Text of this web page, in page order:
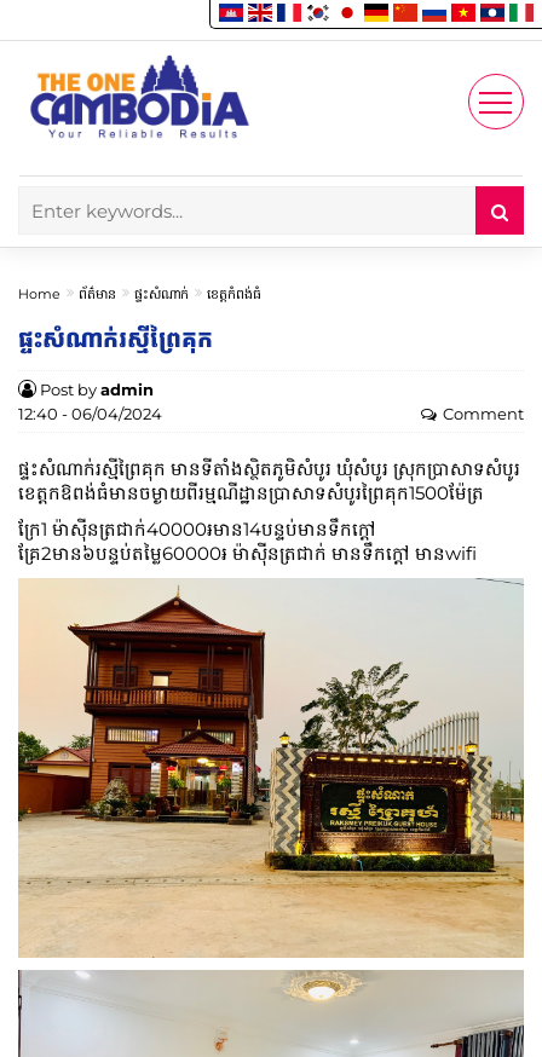
Account
Enjoy
Home ព័ត៌មាន ផ្ទះសំណាក់ ខេត្តកំពង់ធំ
ផ្ទះសំណាក់រស្មីព្រៃគុក
Post byadmin
12:40 - 06/04/2024
Comment
ផ្ទះសំណាក់រស្មីព្រៃគុក មានទីតាំងស្ថិតភូមិសំបូរ ឃុំសំបូរ ស្រុកប្រាសាទសំបូរ
ខេត្តកឱពង់ធំមានចម្ងាយពីរម្មណីដ្ឋានប្រាសាទសំបូរព្រៃគុក1500ម៉ែត្រ
ក្រែ1 ម៉ាសុីនត្រជាក់40000៛មាន14បន្ទប់មានទឹកក្ដៅ
គ្រែ2មាន៦បន្ទប់តម្លៃ60000៛ ម៉ាសុីនត្រជាក់ មានទឹកក្ដៅ មានwifi